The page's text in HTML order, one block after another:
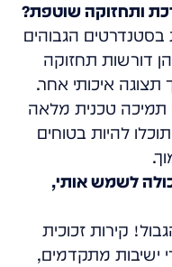
ותחזוקה שוטפת?
בסטנדרטים הגבוהים
דורשות תחזוקה
איכותי אחר.
תמיכה טכנית מלאה
להיות בטוחים
לשמש אותי,
קירות זכוכית
ישיבות מתקדמים,